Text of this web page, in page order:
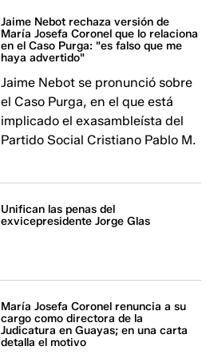
Jaime Nebot rechaza versión de
María Josefa Coronel que lo relaciona
en el Caso Purga: "es falso que me
haya advertido"
Jaime Nebot se pronunció sobre
el Caso Purga, en el que está
implicado el exasambleísta del
Partido Social Cristiano Pablo M.
Unifican las penas del
exvicepresidente Jorge Glas
María Josefa Coronel renuncia a su
cargo como directora de la
Judicatura en Guayas; en una carta
detalla el motivo